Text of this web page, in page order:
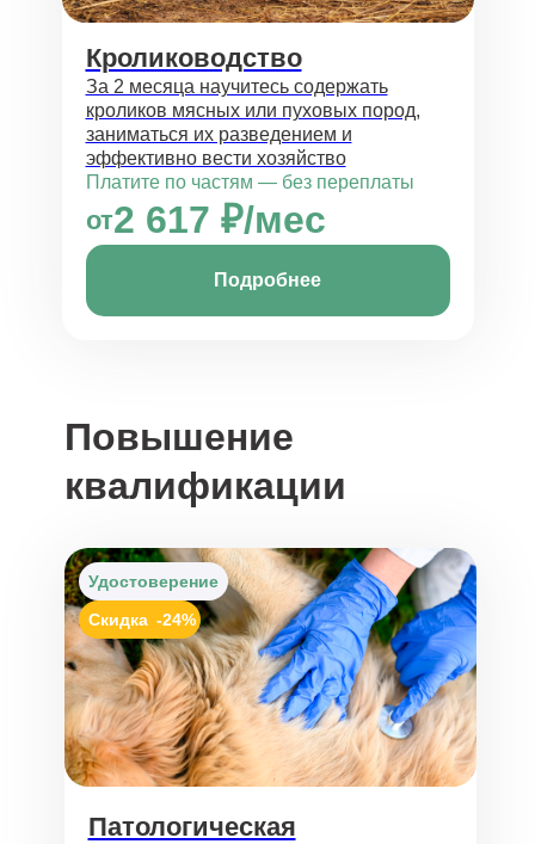
Кролиководство
За 2 месяца научитесь содержать
кроликов мясных или пуховых пород,
заниматься их разведением и
эффективно вести хозяйство
Платите по частям — без переплаты
от2 617 ₽/мес
Подробнее
Повышение
квалификации
Удостоверение
Скидка -24%
Патологическая